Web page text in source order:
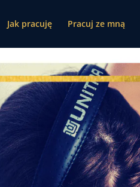
Jak pracuję Pracuj ze mną